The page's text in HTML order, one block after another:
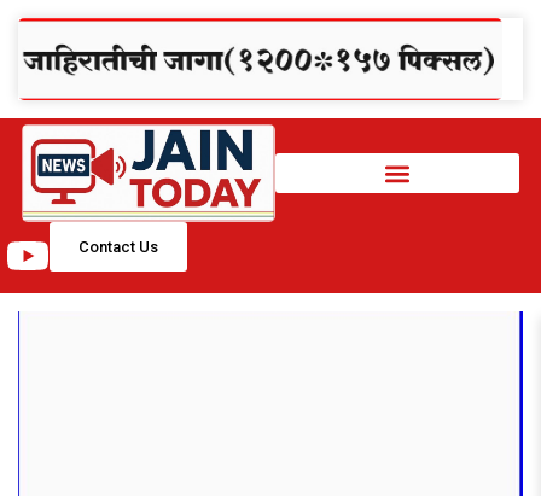
Contact Us